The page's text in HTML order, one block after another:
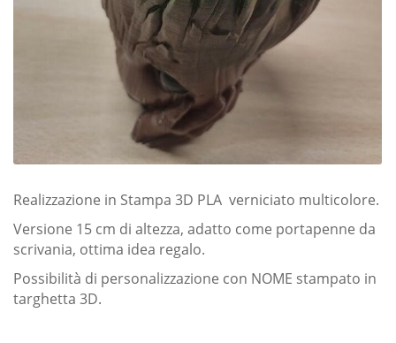
Realizzazione in Stampa 3D PLA verniciato multicolore.
Versione 15 cm di altezza, adatto come portapenne da
scrivania, ottima idea regalo.
Possibilità di personalizzazione con NOME stampato in
targhetta 3D.